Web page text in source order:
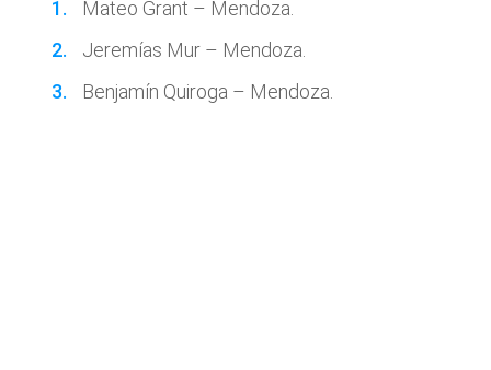
Mateo Grant – Mendoza.
Jeremías Mur – Mendoza.
Benjamín Quiroga – Mendoza.